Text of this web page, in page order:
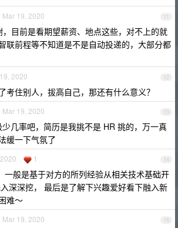
11
Mar 19, 2020
，目前是看期望薪资、地点这些，对不上的就
联前程等不知道是不是自动投递的，大部分都
12
2020
考住别人，拔高自己，那还有什么意义？
13
Mar 19, 2020
少几率吧，简历是我挑不是 HR 挑的，万一真
缓一下气氛了
14
1
一般是基于对方的所列经验从相关技术基础开
深深挖， 最后是了解下兴趣爱好看下融入新
难～
15
Mar 19, 2020